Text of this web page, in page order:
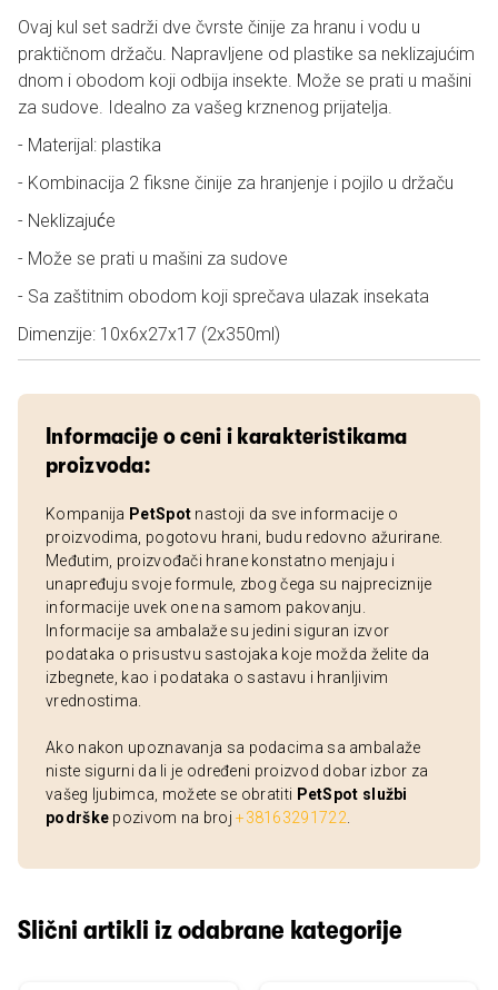
Ovaj kul set sadrži dve čvrste činije za hranu i vodu u
praktičnom držaču. Napravljene od plastike sa neklizajućim
dnom i obodom koji odbija insekte. Može se prati u mašini
za sudove. Idealno za vašeg krznenog prijatelja.
- Materijal: plastika
- Kombinacija 2 fiksne činije za hranjenje i pojilo u držaču
- Neklizajuće
- Može se prati u mašini za sudove
- Sa zaštitnim obodom koji sprečava ulazak insekata
Dimenzije: 10x6x27x17 (2x350ml)
Informacije o ceni i karakteristikama
proizvoda:
Kompanija PetSpot nastoji da sve informacije o
proizvodima, pogotovu hrani, budu redovno ažurirane.
Međutim, proizvođači hrane konstatno menjaju i
unapređuju svoje formule, zbog čega su najpreciznije
informacije uvek one na samom pakovanju.
Informacije sa ambalaže su jedini siguran izvor
podataka o prisustvu sastojaka koje možda želite da
izbegnete, kao i podataka o sastavu i hranljivim
vrednostima.
Ako nakon upoznavanja sa podacima sa ambalaže
niste sigurni da li je određeni proizvod dobar izbor za
vašeg ljubimca, možete se obratiti PetSpot službi
podrške pozivom na broj+38163291722
Slični artikli iz odabrane kategorije